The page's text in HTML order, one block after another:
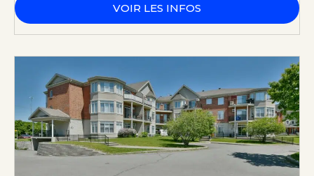
VOIR LES INFOS